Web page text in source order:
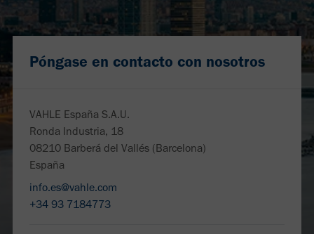
Póngase en contacto con nosotros
VAHLE España S.A.U.
Ronda Industria, 18
08210 Barberá del Vallés (Barcelona)
España
info.es@vahle.com
+34 93 7184773